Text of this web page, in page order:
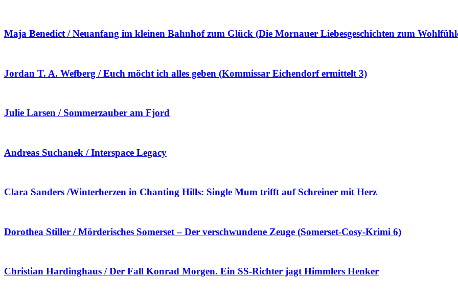
Maja Benedict / Neuanfang im kleinen Bahnhof zum Glück (Die Mornauer Liebesgeschichten zum
Jordan T. A. Wefberg / Euch möcht ich alles geben (Kommissar Eichendorf ermittelt 3)
Julie Larsen / Sommerzauber am Fjord
Andreas Suchanek / Interspace Legacy
Clara Sanders /Winterherzen in Chanting Hills: Single Mum trifft auf Schreiner mit Herz
Dorothea Stiller / Mörderisches Somerset – Der verschwundene Zeuge (Somerset-Cosy-Krimi 6)
Christian Hardinghaus / Der Fall Konrad Morgen. Ein SS-Richter jagt Himmlers Henker